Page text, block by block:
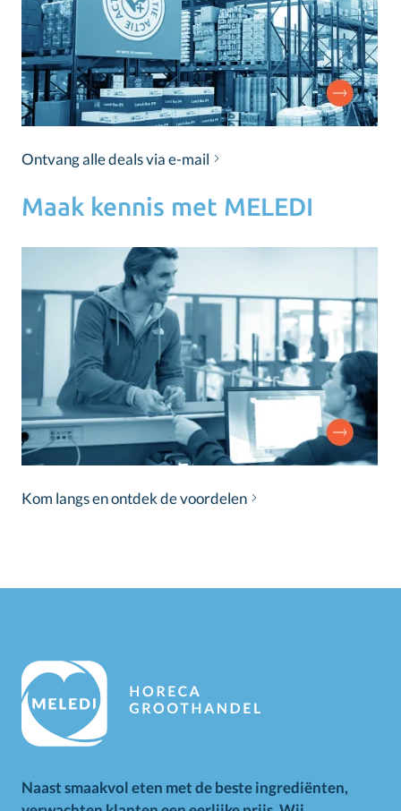
Ontvang alle deals via e-mail
Maak kennis met MELEDI
Kom langs en ontdek de voordelen
Naast smaakvol eten met de beste ingrediënten,